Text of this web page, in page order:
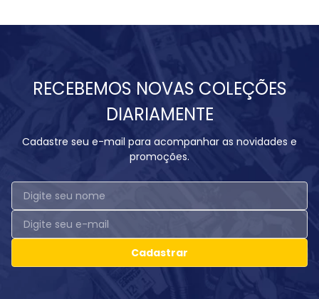
RECEBEMOS NOVAS COLEÇÕES
DIARIAMENTE
Cadastre seu e-mail para acompanhar as novidades e
promoções.
Cadastrar